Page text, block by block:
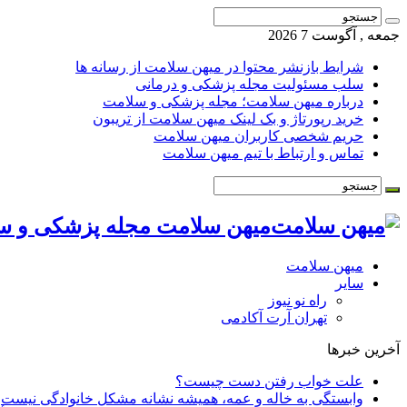
جمعه , آگوست 7 2026
شرایط بازنشر محتوا در میهن سلامت از رسانه ها
سلب مسئولیت مجله پزشکی و درمانی
درباره میهن سلامت؛ مجله پزشکی و سلامت
خرید رپورتاژ و بک لینک میهن سلامت از تریبون
حریم شخصی کاربران میهن سلامت
تماس و ارتباط با تیم میهن سلامت
میهن سلامت مجله پزشکی و
میهن سلامت
سایر
راه نو نیوز
تهران آرت آکادمی
آخرین خبرها
علت خواب رفتن دست چیست؟
وابستگی به خاله و عمه، همیشه نشانه مشکل خانوادگی نیست